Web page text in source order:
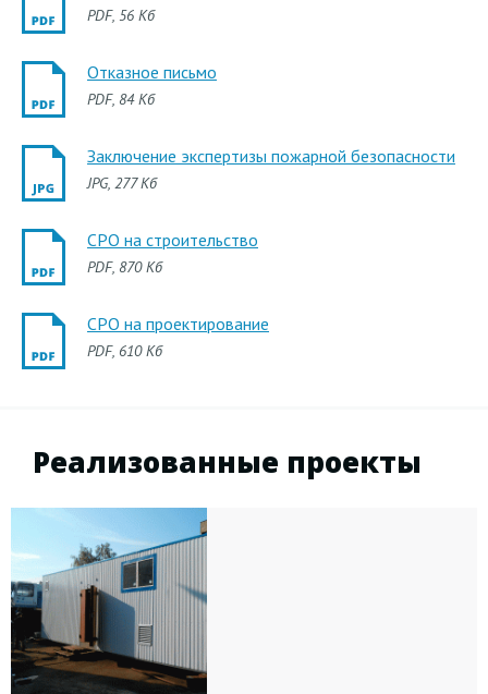
PDF, 56 Кб
Отказное письмо
PDF, 84 Кб
Заключение экспертизы пожарной безопасности
JPG, 277 Кб
СРО на строительство
PDF, 870 Кб
СРО на проектирование
PDF, 610 Кб
Реализованные проекты